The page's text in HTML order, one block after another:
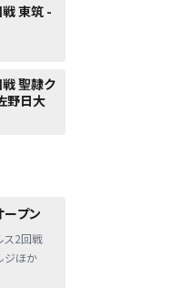
東筑 -
聖隷ク
野日大
ープン
ス2回戦
ジほか